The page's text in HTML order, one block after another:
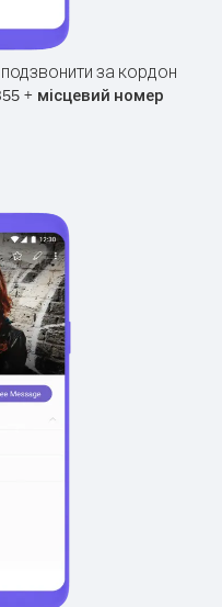
за кордон
+ місцевий номер